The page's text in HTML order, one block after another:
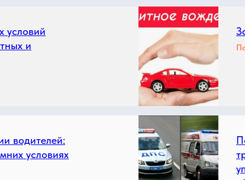
условий
и
водителей:
условиях